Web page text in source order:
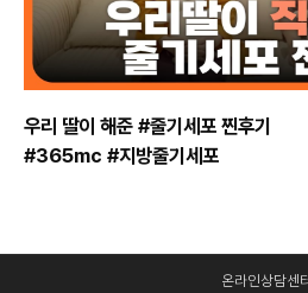
우리 딸이 해준 #줄기세포 찐후기
#365mc #지방줄기세포
온라인상담센